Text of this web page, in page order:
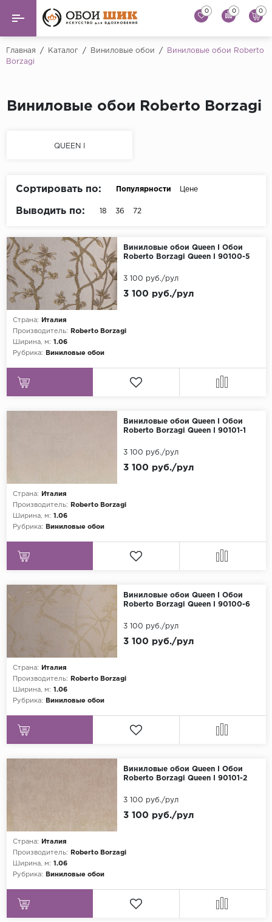
Назад Назад
Andrea Rossi
Cristiana Masi
Emiliana Parati
Prima Italiana
Rasch
Sirpi
Флизелиновые обои
Обои панно
Обои под покраску
Краска
0 0 0
Главная / Каталог / Виниловые обои /
Виниловые обои Roberto
Borzagi
Виниловые обои Roberto Borzagi
QUEEN I
Сортировать по: Популярности Цене
Выводить по: 18 36 72
Виниловые обои Queen I Обои
Roberto Borzagi Queen I 90100-5
Страна:
Италия
Производитель:
Roberto Borzagi
Ширина, м: 1.06
Рубрика:
Виниловые обои
3 100 руб./рул
3 100 руб./рул
Виниловые обои Queen I Обои
Roberto Borzagi Queen I 90101-1
Страна:
Италия
Производитель:
Roberto Borzagi
Ширина, м: 1.06
Рубрика:
Виниловые обои
3 100 руб./рул
3 100 руб./рул
Виниловые обои Queen I Обои
Roberto Borzagi Queen I 90100-6
Страна:
Италия
Производитель:
Roberto Borzagi
Ширина, м: 1.06
Рубрика:
Виниловые обои
3 100 руб./рул
3 100 руб./рул
Виниловые обои Queen I Обои
Roberto Borzagi Queen I 90101-2
Страна:
Италия
Производитель:
Roberto Borzagi
Ширина, м: 1.06
Рубрика:
Виниловые обои
3 100 руб./рул
3 100 руб./рул